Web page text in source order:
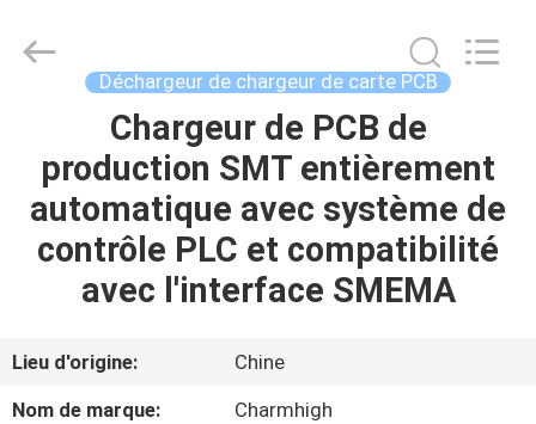
MAISON
PRODUITS
VIDÉOS
À
PROPOS
CHARMHIGH
TECHNOLOGY
Déchargeur de chargeur de carte PCB
Chargeur de PCB de
production SMT entièrement
automatique avec système de
contrôle PLC et compatibilité
avec l'interface SMEMA
Lieu d'origine:
Chine
Nom de marque:
Charmhigh